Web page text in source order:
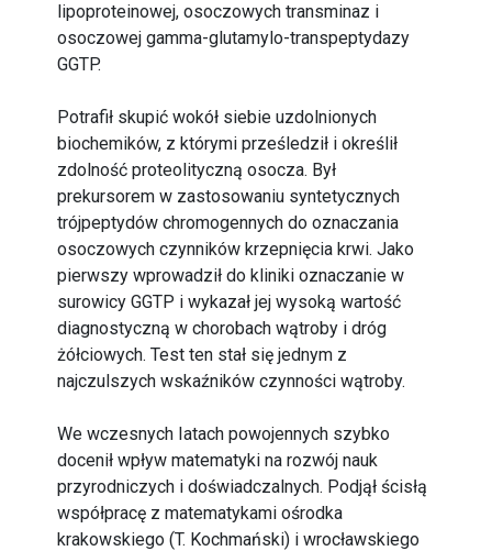
lipoproteinowej, osoczowych transminaz i
osoczowej gamma-glutamylo-transpeptydazy
GGTP.
Potrafił skupić wokół siebie uzdolnionych
biochemików, z którymi prześledził i określił
zdolność proteolityczną osocza. Był
prekursorem w zastosowaniu syntetycznych
trójpeptydów chromogennych do oznaczania
osoczowych czynników krzepnięcia krwi. Jako
pierwszy wprowadził do kliniki oznaczanie w
surowicy GGTP i wykazał jej wysoką wartość
diagnostyczną w chorobach wątroby i dróg
żółciowych. Test ten stał się jednym z
najczulszych wskaźników czynności wątroby.
We wczesnych Iatach powojennych szybko
docenił wpływ matematyki na rozwój nauk
przyrodniczych i doświadczalnych. Podjął ścisłą
współpracę z matematykami ośrodka
krakowskiego (T. Kochmański) i wrocławskiego